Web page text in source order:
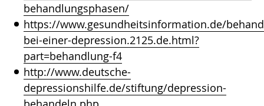
behandlungsphasen/
https://www.gesundheitsinformation.de/
bei-einer-depression.2125.de.html?
part=behandlung-f4
http://www.deutsche-
depressionshilfe.de/stiftung/depression-